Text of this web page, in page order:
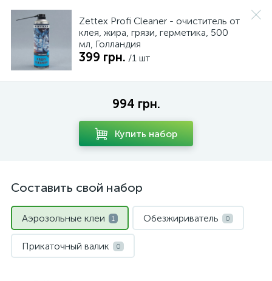
Zettex Profi Cleaner - очиститель от
клея, жира, грязи, герметика, 500
мл, Голландия
399 грн. /1 шт
994 грн.
Купить набор
Составить свой набор
Аэрозольные клеи 1 Обезжириватель 0
Прикаточный валик 0